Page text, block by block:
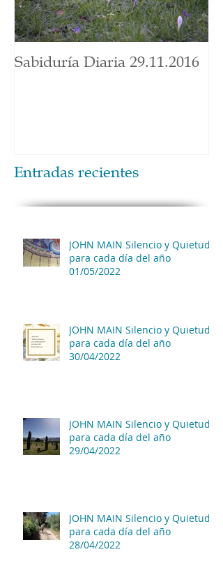
Sabiduría Diaria 29.11.2016
Entradas recientes
JOHN MAIN Silencio y Quietud
para cada día del año
01/05/2022
JOHN MAIN Silencio y Quietud
para cada día del año
30/04/2022
JOHN MAIN Silencio y Quietud
para cada día del año
29/04/2022
JOHN MAIN Silencio y Quietud
para cada día del año
28/04/2022